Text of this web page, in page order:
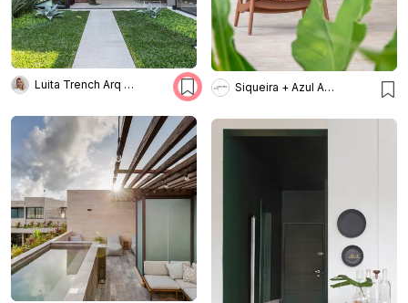
Siqueira + Azul Arquitetura
Luita Trench Arq & Interiores